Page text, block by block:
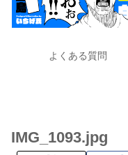
よくある質問
IMG_1093.jpg